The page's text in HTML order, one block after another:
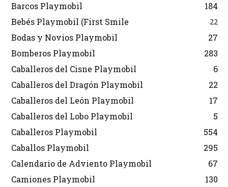
Barcos Playmobil
184
Bebés Playmobil (First Smile
22
Bodas y Novios Playmobil
27
Bomberos Playmobil
283
Caballeros del Cisne Playmobil
6
Caballeros del Dragón Playmobil
22
Caballeros del León Playmobil
17
Caballeros del Lobo Playmobil
5
Caballeros Playmobil
554
Caballos Playmobil
295
Calendario de Adviento Playmobil
67
Camiones Playmobil
130